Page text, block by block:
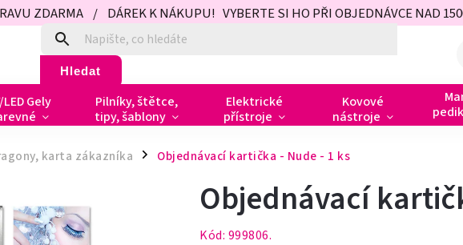
ZDARMA / DÁREK K NÁKUPU! VYBERTE SI HO PŘI OBJEDNÁVCE NAD
Hledat
LED Gely
Pilníky, štětce,
tipy, šablony
Elektrické
přístroje
Kovové
nástroje
karta zákazníka / Objednávací kartička - Nude - 1 ks
Objednávací
Kód: 999806.